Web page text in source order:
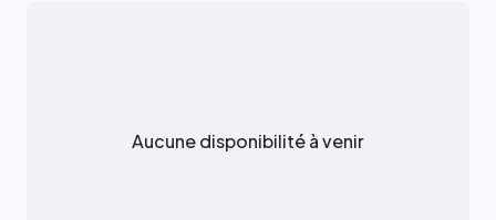
Aucune disponibilité à venir